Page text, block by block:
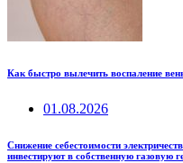
Как быстро вылечить воспаление
01.08.2026
Снижение себестоимости
инвестируют в собственную газовую